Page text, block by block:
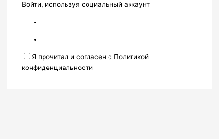
Войти, используя социальный аккаунт
Я прочитал и согласен с Политикой
конфиденциальности